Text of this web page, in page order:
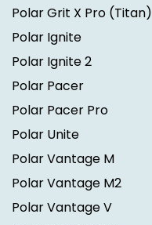
Polar Grit X Pro (Titan)
Polar Ignite
Polar Ignite 2
Polar Pacer
Polar Pacer Pro
Polar Unite
Polar Vantage M
Polar Vantage M2
Polar Vantage V